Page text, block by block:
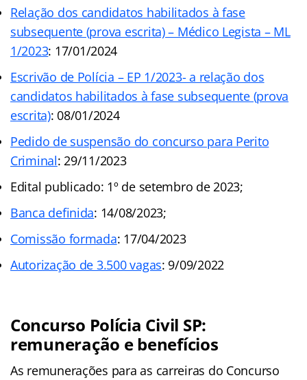
Relação dos candidatos habilitados à fase
subsequente (prova escrita) – Médico Legista – ML
1/2023: 17/01/2024
Escrivão de Polícia – EP 1/2023- a relação dos
candidatos habilitados à fase subsequente (prova
escrita): 08/01/2024
Pedido de suspensão do concurso para Perito
Criminal: 29/11/2023
Edital publicado: 1º de setembro de 2023;
Banca definida: 14/08/2023;
Comissão formada: 17/04/2023
Autorização de 3.500 vagas: 9/09/2022
Concurso Polícia Civil SP:
remuneração e benefícios
As remunerações para as carreiras do Concurso